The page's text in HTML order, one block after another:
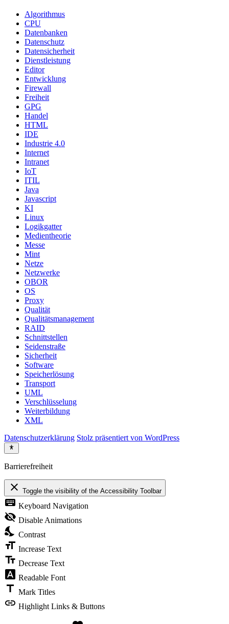
Algorithmus
CPU
Datenbanken
Datenschutz
Datensicherheit
Dienstleistung
Editor
Entwicklung
Firewall
Freiheit
GPG
Handel
HTML
IDE
Industrie 4.0
Internet
Intranet
IoT
ITIL
Java
Javascript
KI
Linux
Logikgatter
Medientheorie
Messe
Mint
Netze
Netzwerke
OBOR
OS
Proxy
Qualität
Qualitätsmanagement
RAID
Schnittstellen
Seidenstraße
Sicherheit
Software
Speicherlösung
Transport
UML
Verschlüsselung
Weiterbildung
XML
Datenschutzerklärung Stolz präsentiert von WordPress
Barrierefreiheit
close Toggle the visibility of the Accessibility Toolbar
keyboard Keyboard Navigation
visibility_off Disable Animations
nights_stay Contrast
format_size Increase Text
text_fields Decrease Text
font_download Readable Font
title Mark Titles
link Highlight Links & Buttons